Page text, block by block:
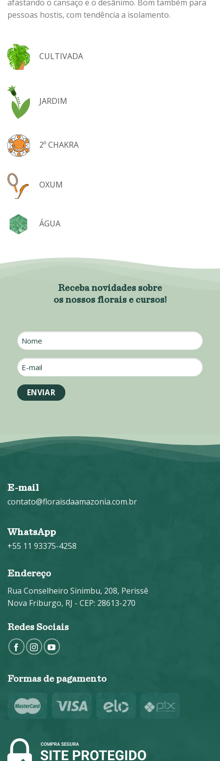
CULTIVADA
JARDIM
2º CHAKRA
OXUM
ÁGUA
afastando o cansaço e o desânimo. Bom também para
pessoas hostis, com tendência a isolamento.
Receba novidades sobre
os nossos florais e cursos!
Nome
E-
mail
*
E-mail
contato@floraisdaamazonia.com.br
WhatsApp
+55 11 93375-4258
Endereço
Rua Conselheiro Sinimbu, 208, Perissê
Nova Friburgo, RJ - CEP: 28613-270
Redes Sociais
Formas de pagamento